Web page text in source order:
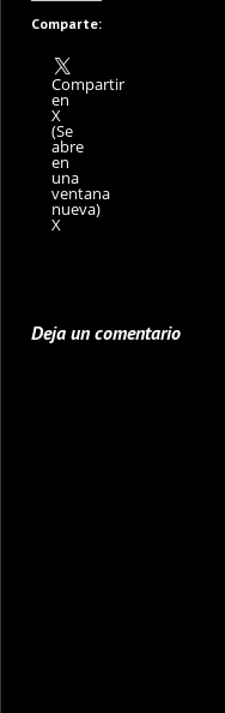
Comparte:
Compartir
en
X
(Se
abre
en
una
ventana
nueva)
X
Deja un comentario